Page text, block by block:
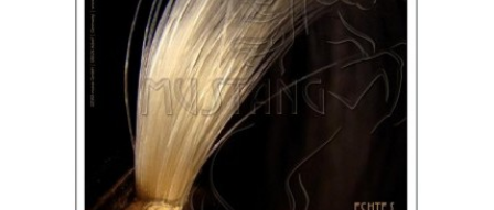
GALERIJA